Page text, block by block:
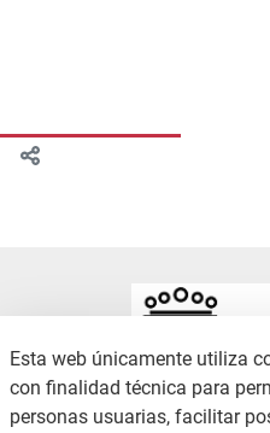
Esta web únicamente utiliza
con finalidad técnica para
personas usuarias, facilitar